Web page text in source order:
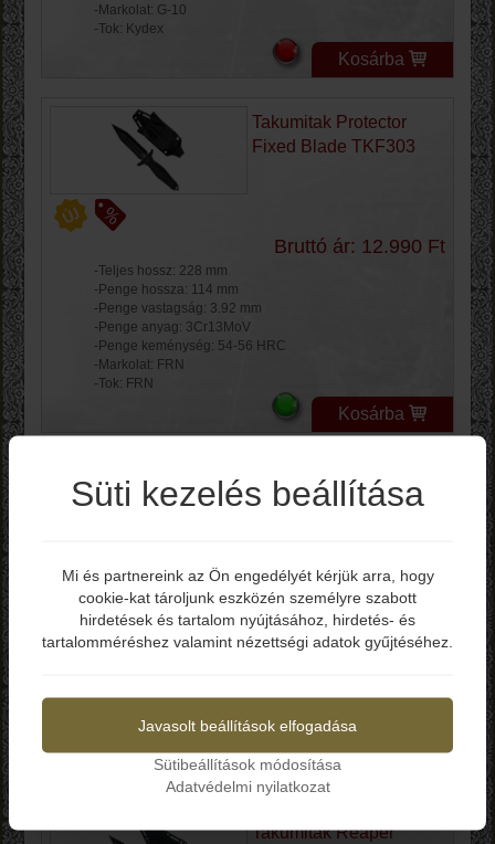
-Markolat: G-10
-Tok: Kydex
Kosárba
Takumitak Protector
Fixed Blade TKF303
Bruttó ár: 12.990 Ft
-Teljes hossz: 228 mm
-Penge hossza: 114 mm
-Penge vastagság: 3.92 mm
-Penge anyag: 3Cr13MoV
-Penge keménység: 54-56 HRC
-Markolat: FRN
-Tok: FRN
Kosárba
Takumitak Easy Night
Fixed Blade TKF304
Bruttó ár: 12.490 Ft
-Teljes hossz: 235 mm
-Penge hossza: 108 mm
-Penge keménység: 54-56 HRC
-Markolat: FRN
Kosárba
Takumitak Reaper
Elmúltál már 18 éves?
Süti kezelés beállítása
Mi és partnereink az Ön engedélyét kérjük arra, hogy
cookie-kat tároljunk eszközén személyre szabott
hirdetések és tartalom nyújtásához, hirdetés- és
tartalomméréshez valamint nézettségi adatok gyűjtéséhez.
Javasolt beállítások elfogadása
Sütibeállítások módosítása
Adatvédelmi nyilatkozat